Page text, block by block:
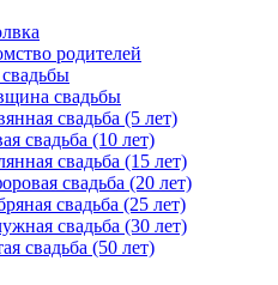
родителей
свадьбы
свадьба (5 лет)
свадьба (10 лет)
свадьба (15 лет)
свадьба (20 лет)
свадьба (25 лет)
свадьба (30 лет)
свадьба (50 лет)